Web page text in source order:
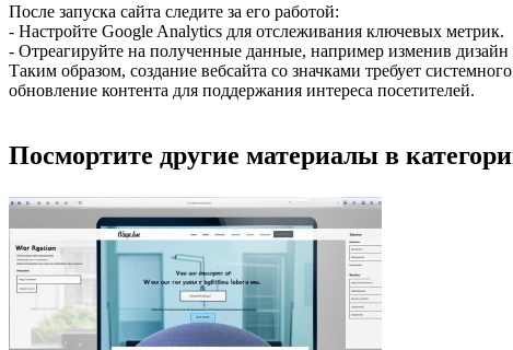
После запуска сайта следите за его работой:
- Настройте Google Analytics для отслеживания ключевых метрик.
- Отреагируйте на полученные данные, например изменив дизайн
Таким образом, создание вебсайта со значками требует
обновление контента для поддержания интереса посетителей.
Посмортите другие материалы в